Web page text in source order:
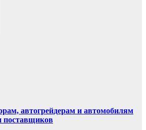
автогрейдерам и автомобилям
поставщиков